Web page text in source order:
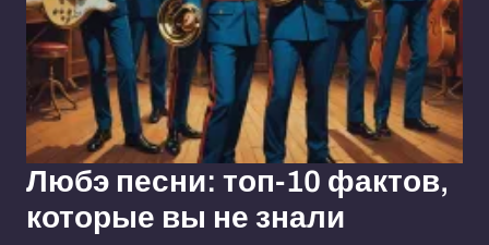
Любэ песни: топ-10 фактов,
которые вы не знали